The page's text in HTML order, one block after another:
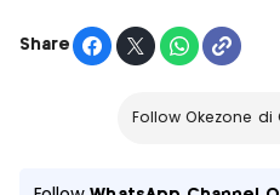
Share
Follow Okezone di